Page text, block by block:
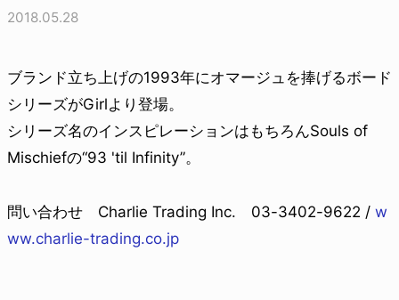
2018.05.28
ブランド立ち上げの1993年にオマージュを捧げるボード
シリーズがGirlより登場。
シリーズ名のインスピレーションはもちろんSouls of
Mischiefの“93 'til Infinity”。
問い合わせ Charlie Trading Inc. 03-3402-9622 / w
ww.charlie-trading.co.jp